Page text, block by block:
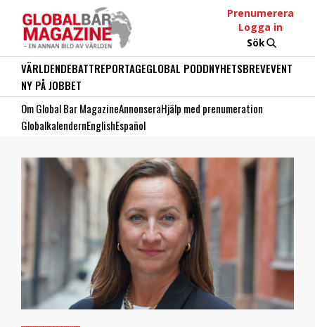
Prenumerera
Logga in
Sök
VÄRLDENDEBATTREPORTAGEGLOBAL PODDNYHETSBREVEVENT
NY PÅ JOBBET
Om Global Bar MagazineAnnonseraHjälp med prenumeration
GlobalkalendernEnglishEspañol